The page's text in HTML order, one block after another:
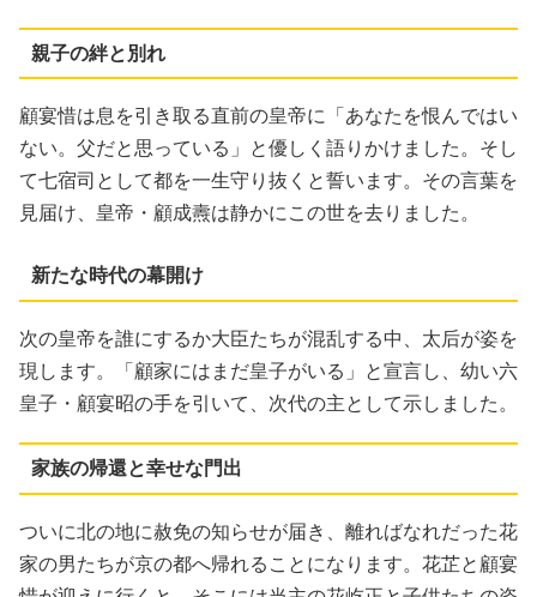
親子の絆と別れ
顧宴惜は息を引き取る直前の皇帝に「あなたを恨んではい
ない。父だと思っている」と優しく語りかけました。そし
て七宿司として都を一生守り抜くと誓います。その言葉を
見届け、皇帝・顧成燾は静かにこの世を去りました。
新たな時代の幕開け
次の皇帝を誰にするか大臣たちが混乱する中、太后が姿を
現します。「顧家にはまだ皇子がいる」と宣言し、幼い六
皇子・顧宴昭の手を引いて、次代の主として示しました。
家族の帰還と幸せな門出
ついに北の地に赦免の知らせが届き、離ればなれだった花
家の男たちが京の都へ帰れることになります。花芷と顧宴